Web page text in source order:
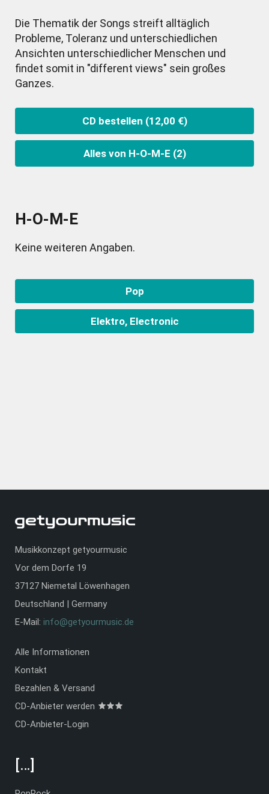
Die Thematik der Songs streift alltäglich
Probleme, Toleranz und unterschiedlichen
Ansichten unterschiedlicher Menschen und
findet somit in "different views" sein großes
Ganzes.
CD bestellen (12,00 €)
Alles von H-O-M-E (2)
H-O-M-E
Keine weiteren Angaben.
Pop
Elektro, Electronic
Musikkonzept getyourmusic
Vor dem Dorfe 19
37127 Niemetal Löwenhagen
Deutschland | Germany
E-Mail: info@getyourmusic.de
Alle Informationen
Kontakt
Bezahlen & Versand
CD-Anbieter werden
CD-Anbieter-Login
[…]